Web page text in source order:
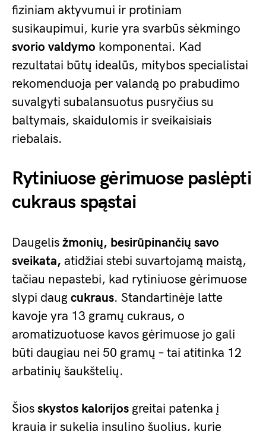
fiziniam aktyvumui ir protiniam
susikaupimui, kurie yra svarbūs sėkmingo
svorio valdymo komponentai. Kad
rezultatai būtų idealūs, mitybos specialistai
rekomenduoja per valandą po prabudimo
suvalgyti subalansuotus pusryčius su
baltymais, skaidulomis ir sveikaisiais
riebalais.
Rytiniuose gėrimuose paslėpti
cukraus spąstai
Daugelis žmonių, besirūpinančių savo
sveikata, atidžiai stebi suvartojamą maistą,
tačiau nepastebi, kad rytiniuose gėrimuose
slypi daug cukraus. Standartinėje latte
kavoje yra 13 gramų cukraus, o
aromatizuotuose kavos gėrimuose jo gali
būti daugiau nei 50 gramų – tai atitinka 12
arbatinių šaukštelių.
Šios skystos kalorijos greitai patenka į
kraują ir sukelia insulino šuolius, kurie